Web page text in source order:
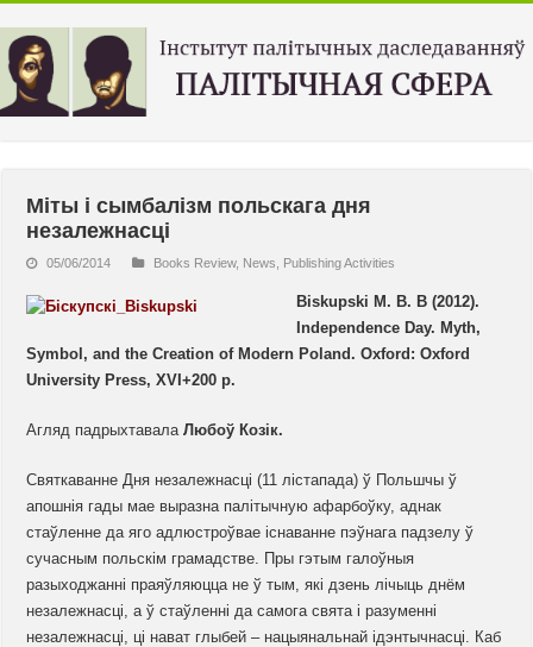
Міты і сымбалізм польскага дня
незалежнасці
05/06/2014 Books Review, News Publishing Activities
Biskupski M.B.B (2012).
Independence Day. Myth,
Symbol, and the Creation of Modern Poland. Oxford: Oxford
University Press, XVI+200 p.
Агляд падрыхтавалаЛюбоў Козік.
Святкаванне Дня незалежнасці (11 лістапада) ў Польшчы ў
апошнія гады мае выразна палітычную афарбоўку, аднак
стаўленне да яго адлюстроўвае існаванне пэўнага падзелу ў
сучасным польскім грамадстве. Пры гэтым галоўныя
разыходжанні праяўляюцца не ў тым, які дзень лічыць днём
незалежнасці, а ў стаўленні да самога свята і разуменні
незалежнасці, ці нават глыбей – нацыянальнай ідэнтычнасці. Каб